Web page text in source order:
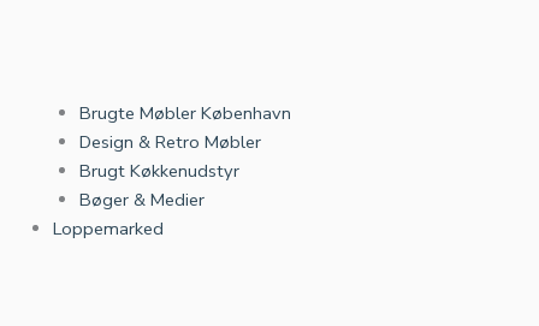
Brugte Møbler København
Design & Retro Møbler
Brugt Køkkenudstyr
Bøger & Medier
Loppemarked